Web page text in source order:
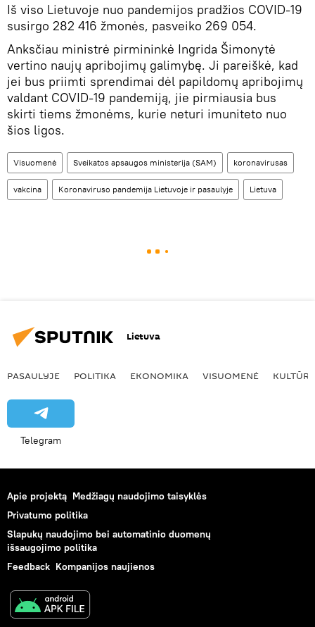
Iš viso Lietuvoje nuo pandemijos pradžios COVID-19
susirgo 282 416 žmonės, pasveiko 269 054.
Anksčiau ministrė pirmininkė Ingrida Šimonytė
vertino naujų apribojimų galimybę. Ji pareiškė, kad
jei bus priimti sprendimai dėl papildomų apribojimų
valdant COVID-19 pandemiją, jie pirmiausia bus
skirti tiems žmonėms, kurie neturi imuniteto nuo
šios ligos.
Visuomenė Sveikatos apsaugos ministerija (SAM) koronavirusas
vakcina Koronaviruso pandemija Lietuvoje ir pasaulyje Lietuva
Lietuva
PASAULYJE POLITIKA EKONOMIKA VISUOMENĖ KULTŪRA
Telegram
Apie projektą Medžiagų naudojimo taisyklės
Privatumo politika
Slapukų naudojimo bei automatinio duomenų
išsaugojimo politika
Feedback Kompanijos naujienos